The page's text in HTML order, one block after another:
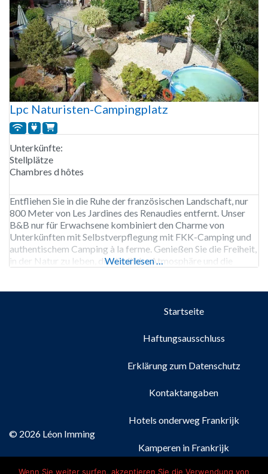
Lpc Naturisten-Campingplatz
Unterkünfte:
Stellplätze
Chambres d hôtes
Entfliehen Sie in die Ruhe der französischen Landschaft, nur
800 Meter von Les Jardines des Renaudies entfernt. Unser
B&B nur für Erwachsene kombiniert den Charme von
Unterkünften mit Selbstverpflegung mit FKK-Camping und
authentischem Camping à la ferme. Genießen Sie die Freiheit,
in der Natur zu leben, die ländliche Atmosphäre und die
Weiterlesen …
© 2026 Léon Imming
Startseite
Haftungsausschluss
Erklärung zum Datenschutz
Kontaktangaben
Hotels onderweg Frankrijk
Kamperen in Frankrijk
Wenn Sie weiter surfen, akzeptieren Sie die Verwendung von